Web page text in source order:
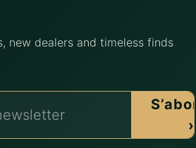
new dealers and timeless finds
›